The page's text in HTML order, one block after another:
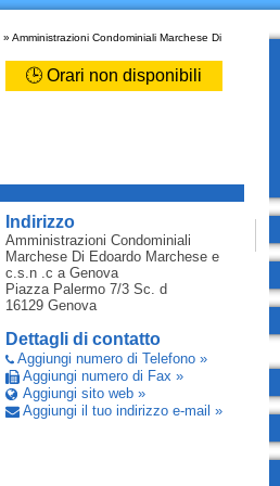
» Amministrazioni Condominiali Marchese Di
🕒 Orari non disponibili
Indirizzo
Amministrazioni Condominiali
Marchese Di Edoardo Marchese e
c.s.n .c a Genova
Piazza Palermo 7/3 Sc. d
16129 Genova
Dettagli di contatto
Aggiungi numero di Telefono »
Aggiungi numero di Fax »
Aggiungi sito web »
Aggiungi il tuo indirizzo e-mail »